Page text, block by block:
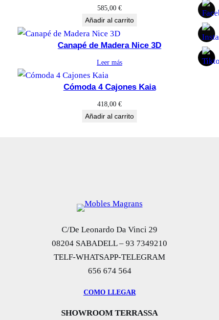
585,00 €
Añadir al carrito
Canapé de Madera Nice 3D
Leer más
Cómoda 4 Cajones Kaia
418,00 €
Añadir al carrito
C/De Leonardo Da Vinci 29
08204 SABADELL – 93 7349210
TELF-WHATSAPP-TELEGRAM
656 674 564
COMO LLEGAR
SHOWROOM TERRASSA